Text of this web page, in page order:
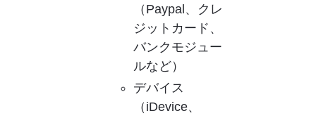
（Paypal、クレ
ジットカード、
バンクモジュー
ルなど）
デバイス
（iDevice、